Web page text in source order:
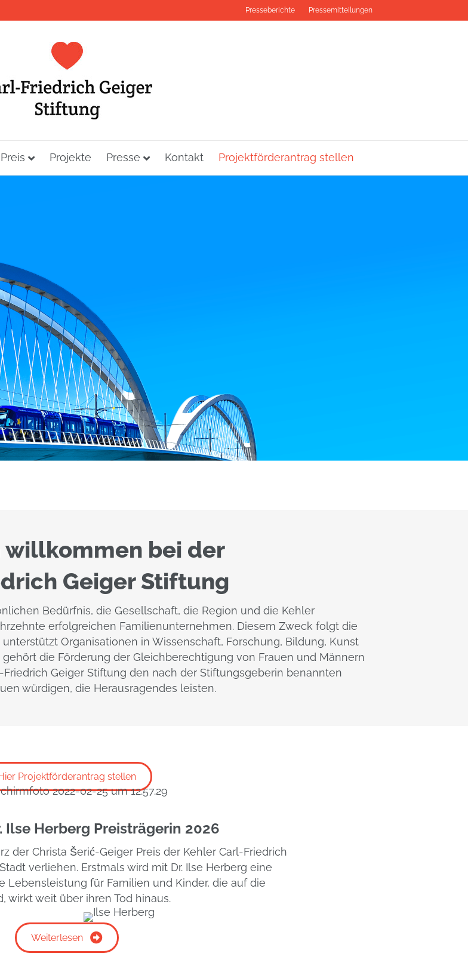
Presseberichte Pressemitteilungen
Projekte Presse Kontakt Projektförderantrag stellen
willkommen bei der
Geiger Stiftung
Bedürfnis, die Gesellschaft, die Region und die Kehler
erfolgreichen Familienunternehmen. Diesem Zweck folgt die
Organisationen in Wissenschaft, Forschung, Bildung, Kunst
die Förderung der Gleichberechtigung von Frauen und Männern
Friedrich Geiger Stiftung den nach der Stiftungsgeberin benannten
würdigen, die Herausragendes leisten.
Projektförderantrag stellen
Ilse Herberg Preisträgerin 2026
der Christa Šerić-Geiger Preis der Kehler Carl-Friedrich
verliehen. Erstmals wird mit Dr. Ilse Herberg eine
Lebensleistung für Familien und Kinder, die auf die
wirkt weit über ihren Tod hinaus.
Weiterlesen